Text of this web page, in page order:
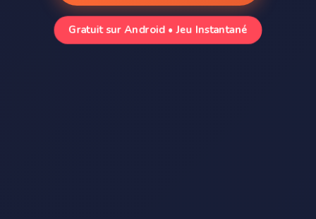
Gratuit sur Android • Jeu Instantané